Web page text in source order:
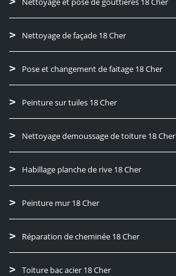
Nettoyage de façade 18 Cher
Pose et changement de faitage 18 Cher
Peinture sur tuiles 18 Cher
Nettoyage demoussage de toiture 18 Cher
Habillage planche de rive 18 Cher
Peinture mur 18 Cher
Réparation de cheminée 18 Cher
Toiture bac acier 18 Cher